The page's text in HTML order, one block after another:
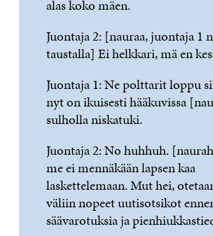
alas koko mäen.
Juontaja 2: [nauraa, juontaja 1
taustalla] Ei helkkari, mä en
Juontaja 1: Ne polttarit loppu
nyt on ikuisesti hääkuvissa
sulholla niskatuki.
Juontaja 2: No huhhuh.
me ei mennäkään lapsen kaa
laskettelemaan. Mut hei,
väliin nopeet uutisotsikot
säävarotuksia ja